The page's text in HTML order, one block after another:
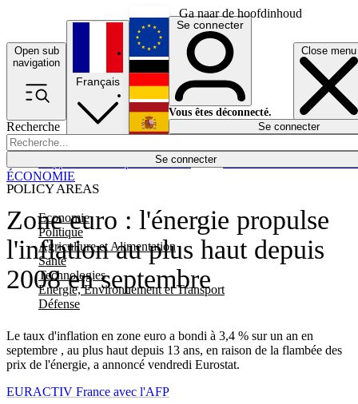
Ga naar de hoofdinhoud
Open sub
navigation
Close menu
Recherche
Se connecter
POLICY AREAS
Economie
Politique
Agriculture et Alimentation
Santé
Technologies
Energie, Environnement et Transport
Défense
Économie
Français
English
Deutsch
Español
Se connecter
Vous êtes déconnecté.
Se connecter
Zone euro : l'énergie propulse
l'inflation au plus haut depuis
2008 en septembre
Le taux d'inflation en zone euro a bondi à 3,4 % sur un an en
septembre , au plus haut depuis 13 ans, en raison de la flambée des
prix de l'énergie, a annoncé vendredi Eurostat.
ÉCONOMIE
EURACTIV France avec l'AFP